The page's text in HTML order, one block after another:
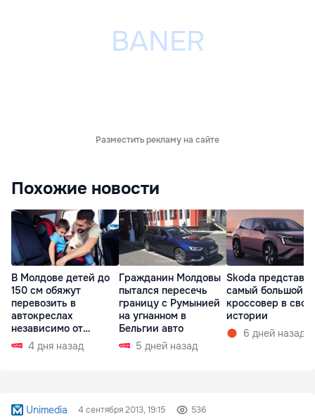
Разместить рекламу на сайте
Похожие новости
В Молдове детей до
150 см обяжут
перевозить в
автокреслах
независимо от
возраста
4 дня назад
Гражданин Молдовы
пытался пересечь
границу с Румынией
на угнанном в
Бельгии авто
5 дней назад
Skoda
самый большой
кроссовер в
истории
6 дней назад
Unimedia 4 сентября 2013, 19:15 536